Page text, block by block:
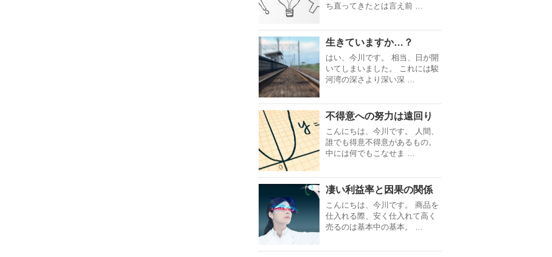
ち直ってきたとは言え前 …
生きていますか…？
はい、今川です。 相当、日が開
いてしまいました。 これには駿
河湾の深さより深い深 …
不得意への努力は遠回り
こんにちは、今川です。 人間、
誰でも得意不得意があるもの。
中には何でもこなせま …
凄い利益率と因果の関係
こんにちは、今川です。 商品を
仕入れる際、安く仕入れて高く
売るのは基本中の基本。 …